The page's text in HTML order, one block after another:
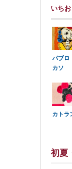
いちお
パブロ
カソ
カトラ
初夏